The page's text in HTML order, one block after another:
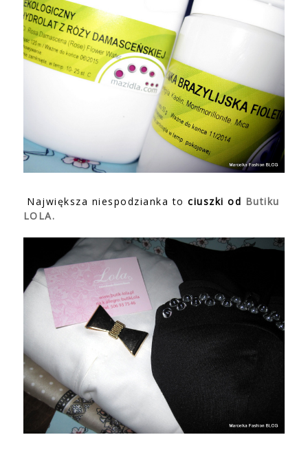
Największa niespodzianka tociuszki od Butiku
LOLA.